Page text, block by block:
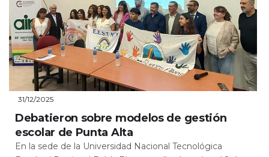
31/12/2025
Debatieron sobre modelos de gestión
escolar de Punta Alta
En la sede de la Universidad Nacional Tecnológica